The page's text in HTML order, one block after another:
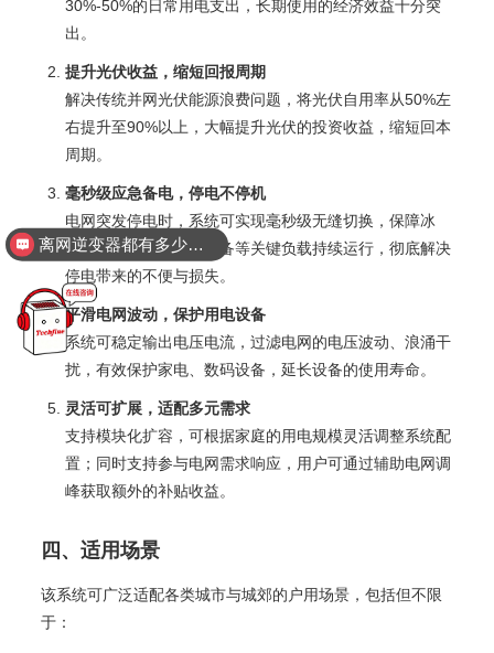
30%-50%的日常用电支出，长期使用的经济效益十分突
出。
提升光伏收益，缩短回报周期
解决传统并网光伏能源浪费问题，将光伏自用率从50%左
右提升至90%以上，大幅提升光伏的投资收益，缩短回本
周期。
毫秒级应急备电，停电不停机
电网突发停电时，系统可实现毫秒级无缝切换，保障冰
箱、空调、小型医疗设备等关键负载持续运行，彻底解决
停电带来的不便与损失。
平滑电网波动，保护用电设备
系统可稳定输出电压电流，过滤电网的电压波动、浪涌干
扰，有效保护家电、数码设备，延长设备的使用寿命。
灵活可扩展，适配多元需求
支持模块化扩容，可根据家庭的用电规模灵活调整系统配
置；同时支持参与电网需求响应，用户可通过辅助电网调
峰获取额外的补贴收益。
四、适用场景
该系统可广泛适配各类城市与城郊的户用场景，包括但不限
于：
离网逆变器都有多少瓦的？